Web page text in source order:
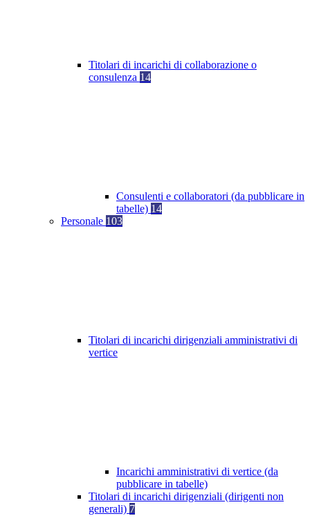
Titolari di incarichi di collaborazione o
consulenza 14
Consulenti e collaboratori (da pubblicare in
tabelle) 14
Personale 103
Titolari di incarichi dirigenziali amministrativi di
vertice
Incarichi amministrativi di vertice (da
pubblicare in tabelle)
Titolari di incarichi dirigenziali (dirigenti non
generali) 7